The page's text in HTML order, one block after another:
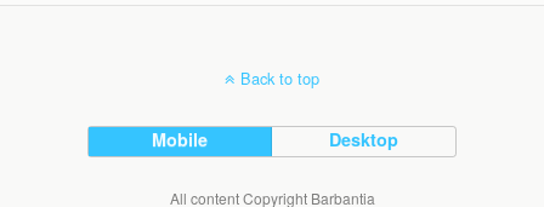
Back to top
Mobile Desktop
All content Copyright Barbantia